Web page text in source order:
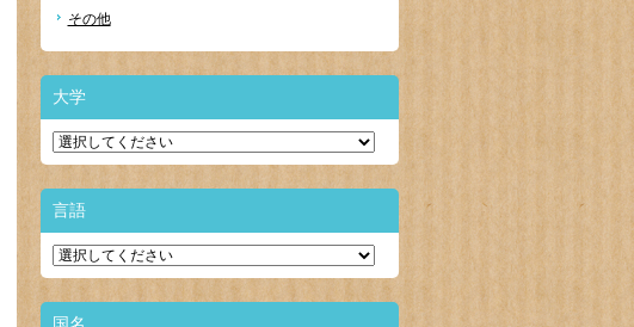
その他
大学
言語